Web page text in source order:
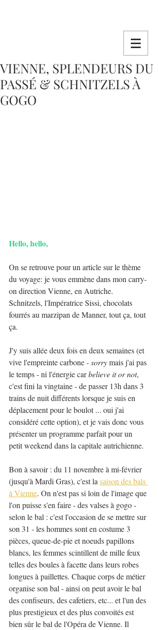
VIENNE, SPLENDEURS DU
PASSÉ & SCHNITZELS À
GOGO
Hello, hello,
On se retrouve pour un article sur le thème
du voyage: je vous emmène dans mon carry-
on direction Vienne, en Autriche.
Schnitzels, l'Impératrice Sissi, chocolats
fourrés au marzipan de Manner, tout ça, tout
ça.
J'y suis allée deux fois en deux semaines (et
vive l'empreinte carbone - sorry mais j'ai pas
le temps - ni l'énergie car believe it or not,
c'est fini la vingtaine - de passer 13h dans 3
trains de nuit différents lorsque je suis en
déplacement pour le boulot ... oui j'ai
considéré cette option), et je vais donc vous
présenter un programme parfait pour un
petit weekend dans la capitale autrichienne.
Bon à savoir : du 11 novembre à mi-février
(jusqu'à Mardi Gras), c'est la saison des bals
à Vienne. On n'est pas si loin de l'image que
l'on puisse s'en faire - des valses à gogo -
selon le bal : c'est l'occasion de se mettre sur
son 31 - les hommes sont en costume 3
pièces, queue-de-pie et noeuds papillons
blancs, les femmes scintillent de mille feux
telles des boules à facette dans leurs robes
longues à paillettes. Chaque corps de métier
organise son bal - ainsi on peut avoir le bal
des confiseurs, des cafetiers, etc... et l'un des
plus prestigieux et des plus convoités est
bien sûr le bal de l'Opéra de Vienne. Il